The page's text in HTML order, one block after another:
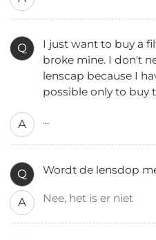
Q
I just want to buy a
broke mine. I don't
lenscap because I
possible only to buy
A ...
Q Wordt de lensdop
A Nee, het is er niet